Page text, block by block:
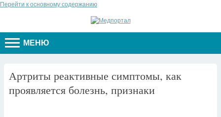
Перейти к основному содержанию
МЕНЮ
Артриты реактивные симптомы, как
проявляется болезнь, признаки